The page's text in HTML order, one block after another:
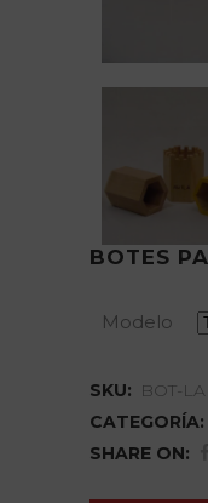
BOTES
Modelo
SKU: BOT-
CATEGORÍA:
SHARE ON: